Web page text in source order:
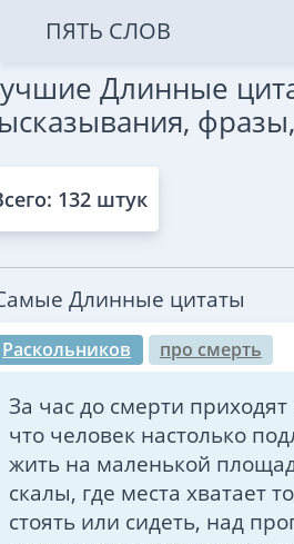
ПЯТЬ СЛОВ
Длинные
132 штук
Длинные цитаты
Раскольников про смерть
За час до смерти
что человек настолько
жить на маленькой
скалы, где места хватает
стоять или сидеть, над